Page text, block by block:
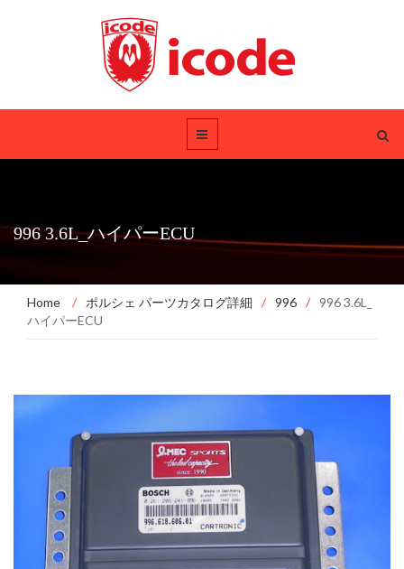
996 3.6L_ハイパーECU
Home / ポルシェ パーツカタログ詳細 / 996 / 996 3.6L_
ハイパーECU